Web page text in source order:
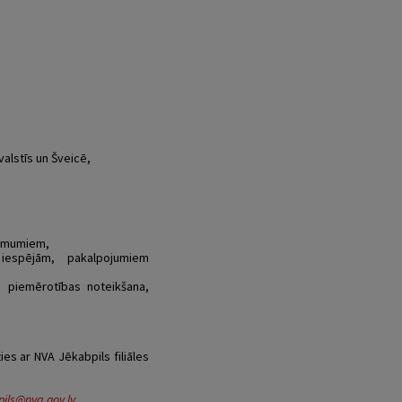
un Šveicē,
pakalpojumiem
noteikšana,
ar NVA Jēkabpils filiāles